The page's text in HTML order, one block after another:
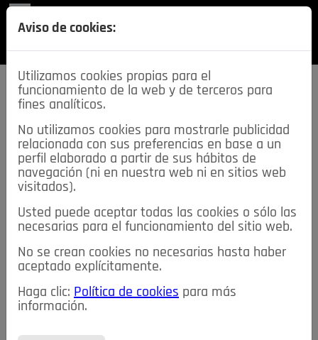
SECCIONES
descarga esta
REVISTA
≡NOTICIAS
NOTICIAS SERVICIOS DE INTERÉS
TABLÓN DE ANUNCIOS MIS ANUNCIOS CONTACTO
NOSOTROS
Aviso de cookies:
Utilizamos cookies propias para el
funcionamiento de la web y de terceros para
fines analíticos.
No utilizamos cookies para mostrarle publicidad
relacionada con sus preferencias en base a un
perfil elaborado a partir de sus hábitos de
navegación (ni en nuestra web ni en sitios web
visitados).
Usted puede aceptar todas las cookies o sólo las
necesarias para el funcionamiento del sitio web.
No se crean cookies no necesarias hasta haber
aceptado explícitamente.
Haga clic: Política de cookies para más
información.